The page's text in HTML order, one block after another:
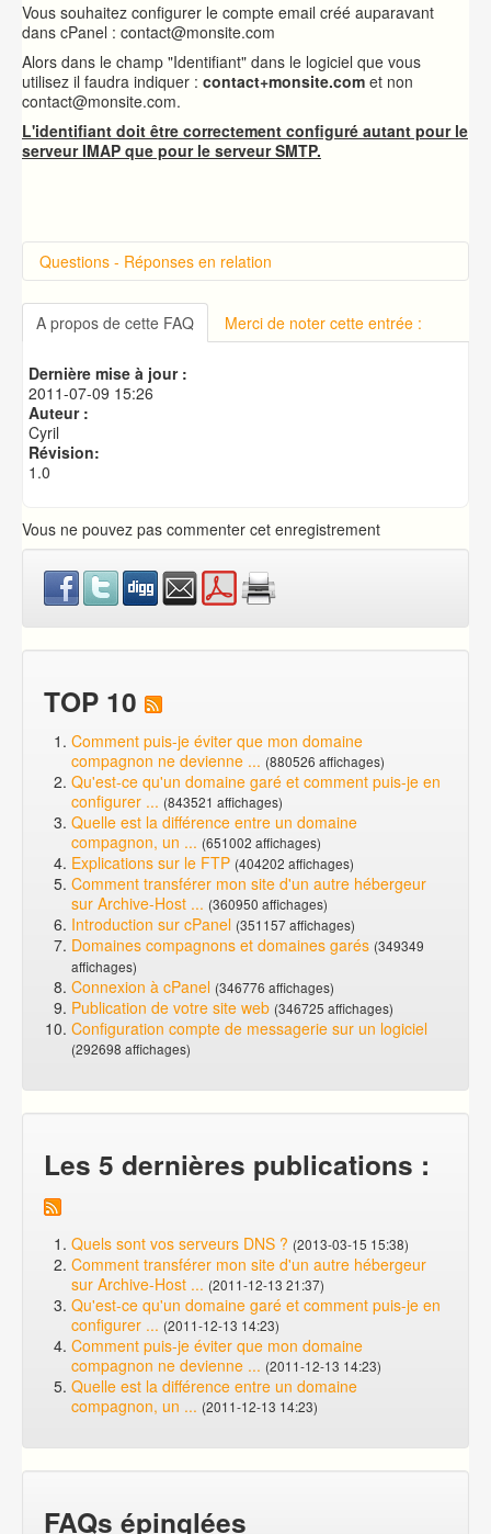
Vous souhaitez configurer le compte email créé auparavant
dans cPanel : contact@monsite.com
Alors dans le champ "Identifiant" dans le logiciel que vous
utilisez il faudra indiquer : contact+monsite.com et non
contact@monsite.com.
L'identifiant doit être correctement configuré autant pour le
serveur IMAP que pour le serveur SMTP.
Questions - Réponses en relation
Introduction sur cPanel
Connexion à cPanel
Changer le mot de passe d'accès à cPanel
Créer une base de données MySQL
A propos de cette FAQ Merci de noter cette entrée :
Dernière mise à jour :
2011-07-09 15:26
Auteur :
Cyril
Révision:
1.0
Vous ne pouvez pas commenter cet enregistrement
TOP 10
Comment puis-je éviter que mon domaine
compagnon ne devienne ... (880526 affichages)
Qu'est-ce qu'un domaine garé et comment puis-je en
configurer ... (843521 affichages)
Quelle est la différence entre un domaine
compagnon, un ... (651002 affichages)
Explications sur le FTP (404202 affichages)
Comment transférer mon site d'un autre hébergeur
sur Archive-Host ... (360950 affichages)
Introduction sur cPanel (351157 affichages)
Domaines compagnons et domaines garés (349349
affichages)
Connexion à cPanel (346776 affichages)
Publication de votre site web (346725 affichages)
Configuration compte de messagerie sur un logiciel
(292698 affichages)
Les 5 dernières publications :
Quels sont vos serveurs DNS ? (2013-03-15 15:38)
Comment transférer mon site d'un autre hébergeur
sur Archive-Host ... (2011-12-13 21:37)
Qu'est-ce qu'un domaine garé et comment puis-je en
configurer ... (2011-12-13 14:23)
Comment puis-je éviter que mon domaine
compagnon ne devienne ... (2011-12-13 14:23)
Quelle est la différence entre un domaine
compagnon, un ... (2011-12-13 14:23)
FAQs épinglées